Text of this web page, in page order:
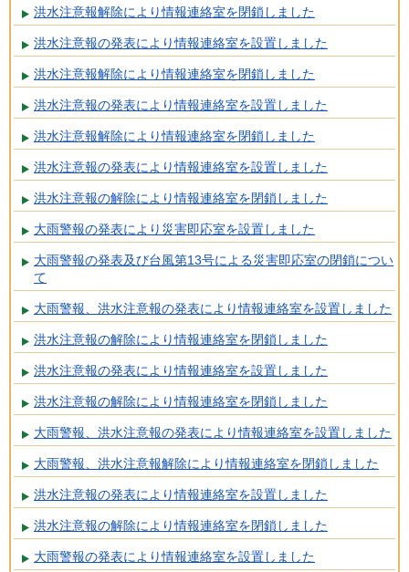
洪水注意報解除により情報連絡室を閉鎖しました
洪水注意報の発表により情報連絡室を設置しました
洪水注意報解除により情報連絡室を閉鎖しました
洪水注意報の発表により情報連絡室を設置しました
洪水注意報解除により情報連絡室を閉鎖しました
洪水注意報の発表により情報連絡室を設置しました
洪水注意報の解除により情報連絡室を閉鎖しました
大雨警報の発表により災害即応室を設置しました
大雨警報の発表及び台風第13号による災害即応室の閉鎖につい
て
大雨警報、洪水注意報の発表により情報連絡室を設置しました
洪水注意報の解除により情報連絡室を閉鎖しました
洪水注意報の発表により情報連絡室を設置しました
洪水注意報の解除により情報連絡室を閉鎖しました
大雨警報、洪水注意報の発表により情報連絡室を設置しました
大雨警報、洪水注意報解除により情報連絡室を閉鎖しました
洪水注意報の発表により情報連絡室を設置しました
洪水注意報の解除により情報連絡室を閉鎖しました
大雨警報の発表により情報連絡室を設置しました